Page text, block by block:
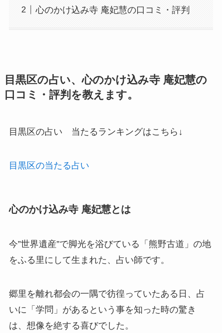
心のかけ込み寺 庵妃慧の口コミ・評判
目黒区の占い、心のかけ込み寺 庵妃慧の
口コミ・評判を教えます。
目黒区の占い 当たるランキングはこちら↓
目黒区の当たる占い
心のかけ込み寺 庵妃慧とは
今”世界遺産”で脚光を浴びている「熊野古道」の地
をふる里にして生まれた、占い師です。
郷里を離れ都会の一隅で彷徨っていたある日、占
いに「学問」があるという事を知った時の驚き
は、想像を絶する喜びでした。